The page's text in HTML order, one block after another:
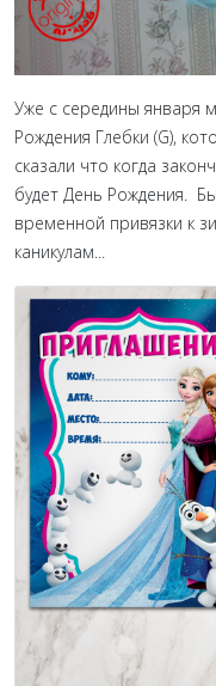
Уже с середины января
Рождения Глебки (G),
сказали что когда
будет День Рождения.
временной привязки к
каникулам...